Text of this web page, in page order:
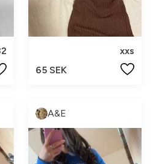
xxs
65 SEK
A&E